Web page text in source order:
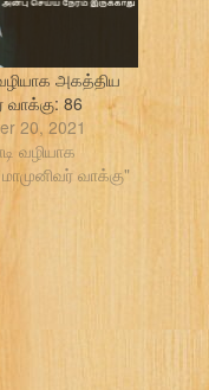
அகத்திய
வாக்கு: 86
20, 2021
வழியாக
வாக்கு"